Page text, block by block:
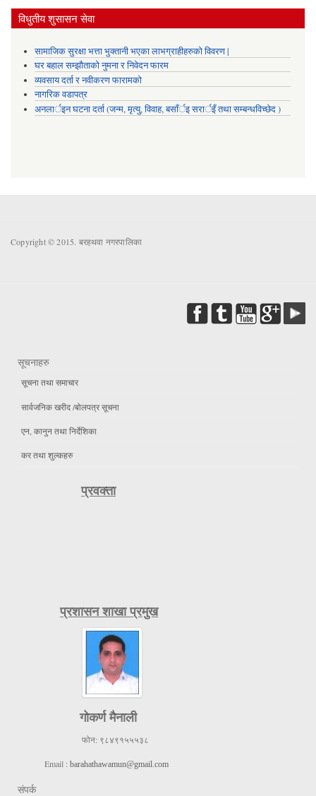
विधुतीय शुसासन सेवा
सामाजिक सुरक्षा भत्ता भुक्तानी भएका लाभग्राहीहरुको विवरण |
घर बहाल सम्झौताको नुमना र निवेदन फारम
व्यवसाय दर्ता र नवीकरण फारामको
नागरिक वडापत्र
अनलार्इन घटना दर्ता (जन्म, मृत्यु, विवाह, बसाँर्इ सरार्इँ तथा सम्बन्धविच्छेद )
Copyright © 2015. बरहथवा नगरपालिका
सूचनाहरु
सूचना तथा समाचार
सार्वजनिक खरीद /बोलपत्र सूचना
एन, कानुन तथा निर्देशिका
कर तथा शुल्कहरु
प्रवक्ता
प्रशासन शाखा प्रमुख
गोकर्ण मैनाली
फोन: ९८४९१५५५३८
Email : barahathawamun@gmail.com
संपर्क